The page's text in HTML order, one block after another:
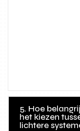
5. Hoe
het kiezen
lichtere